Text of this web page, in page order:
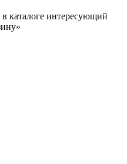
каталоге интересующий